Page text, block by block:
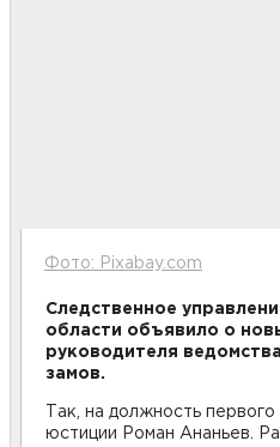
Фото: Pixabay.com
Следственное
области объявило о
руководителя
замов.
Так, на должность
юстиции Роман Ананьев.